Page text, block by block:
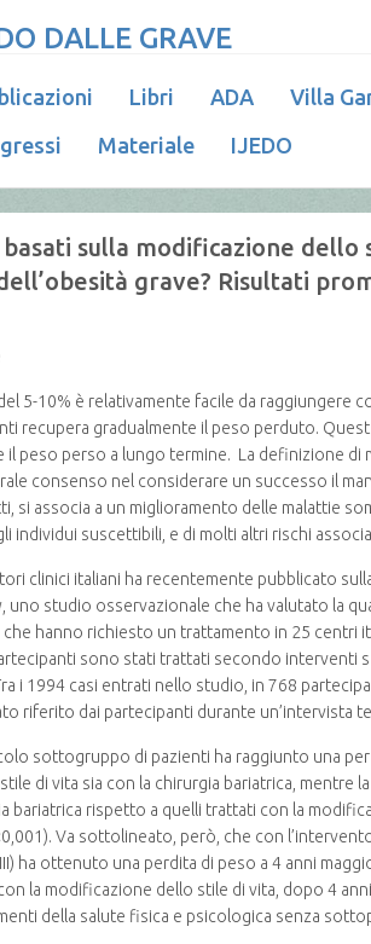
DALLE GRAVE
Libri ADA
Villa
Materiale IJEDO
sulla modificazione dello
grave? Risultati
5-10% è relativamente facile da raggiungere
recupera gradualmente il peso perduto.
il peso perso a lungo termine. La definizione
consenso nel considerare un successo il
si associa a un miglioramento delle malattie
individui suscettibili, e di molti altri rischi
clinici italiani ha recentemente pubblicato
uno studio osservazionale che ha valutato la
hanno richiesto un trattamento in 25 centri
sono stati trattati secondo interventi
i 1994 casi entrati nello studio, in 768
riferito dai partecipanti durante un’intervista
sottogruppo di pazienti ha raggiunto una
di vita sia con la chirurgia bariatrica, mentre
bariatrica rispetto a quelli trattati con la
Va sottolineato, però, che con
ha ottenuto una perdita di peso a 4 anni
la modificazione dello stile di vita, dopo 4
della salute fisica e psicologica senza